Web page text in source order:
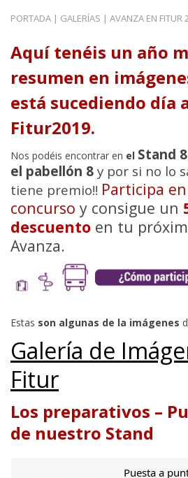
PORTADA | GALERÍAS | AVANZA EN FITUR
Aquí tenéis un año
resumen en
está sucediendo día
Fitur2019.
Nos podéis encontrar en el Stand
el pabellón 8 y por si no lo
tiene premio!! Participa
concurso y consigue un
descuento en tu
Avanza.
Estas son algunas de la imágenes
Galería de
Fitur
Los preparativos –
de nuestro Stand
Puesta a